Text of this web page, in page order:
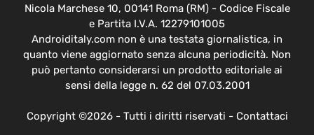
Nicola Marchese 10, 00141 Roma (RM) - Codice Fiscale
e Partita I.V.A. 12279101005
Androiditaly.com non è una testata giornalistica, in
quanto viene aggiornato senza alcuna periodicità. Non
può pertanto considerarsi un prodotto editoriale ai
sensi della legge n. 62 del 07.03.2001
Copyright ©2026 - Tutti i diritti riservati - Contattaci